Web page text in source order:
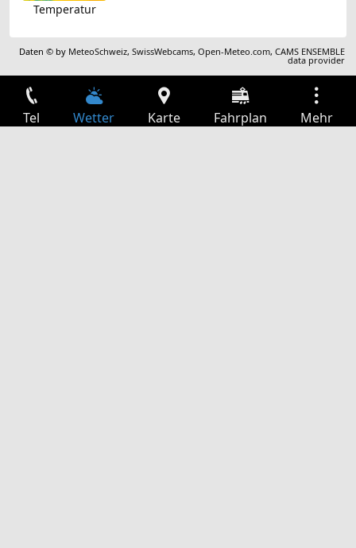
Temperatur
Daten © by MeteoSchweiz,SwissWebcams,Open-Meteo.com,CAMS ENSEMBLE
data provider
Tel Wetter Karte Fahrplan Mehr